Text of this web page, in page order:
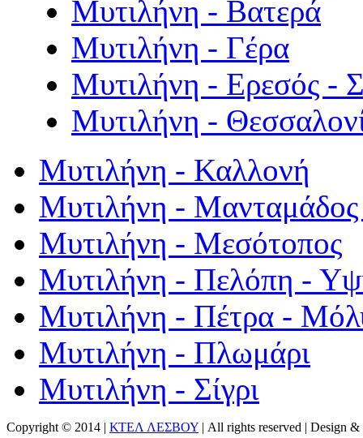
Μυτιλήνη - Βατερά
Μυτιλήνη - Γέρα
Μυτιλήνη - Ερεσός -
Μυτιλήνη -
Μυτιλήνη - Καλλονή
Μυτιλήνη - Μανταμάδος
Μυτιλήνη - Μεσότοπος
Μυτιλήνη - Πελόπη -
Μυτιλήνη - Πέτρα -
Μυτιλήνη - Πλωμάρι
Μυτιλήνη - Σίγρι
Copyright © 2014 | ΚΤΕΛ ΛΕΣΒΟΥ | All rights reserved | Design &